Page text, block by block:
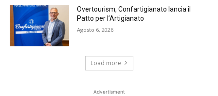
Overtourism, Confartigianato lancia il
Patto per l’Artigianato
Agosto 6, 2026
Load more
Advertisment